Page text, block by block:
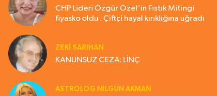
CHP Lideri Özgür Özel'in Fıstık Mitingi
fiyasko oldu . Çiftçi hayal kırıklığına uğradı
ZEKI SARIHAN
KANUNSUZ CEZA: LİNÇ
ASTROLOG NILGÜN AKMAN